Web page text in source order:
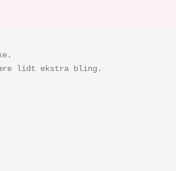
lidt ekstra bling.